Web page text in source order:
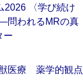
2026 〈学び続け
問われるMRの真
ー
獣医療 薬学的観点